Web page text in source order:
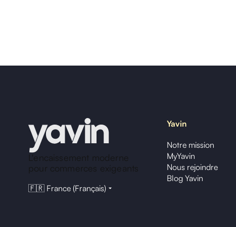
L'encaissement moderne
pour commerces exigeants
🇫🇷 France (Français)
Yavin
Notre mission
MyYavin
Nous rejoindre
Blog Yavin